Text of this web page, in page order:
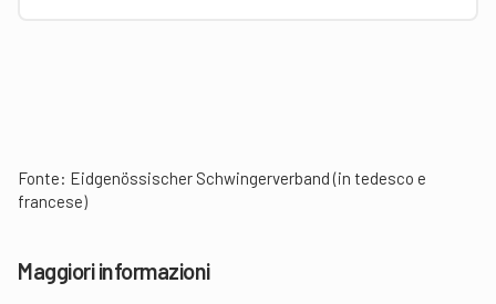
Fonte: Eidgenössischer Schwingerverband (in tedesco e
francese)
Maggiori informazioni